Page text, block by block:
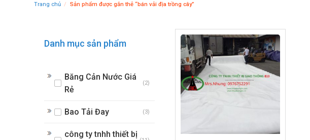
Trang chủ / Sản phẩm được gắn thẻ “bán vải địa trồng cây”
Danh mục sản phẩm
Băng Cản Nước Giá
Rẻ
(2)
Bao Tải Đay (3)
công ty tnhh thiết bị